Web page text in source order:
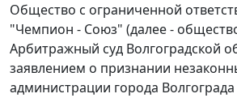
Общество с ограниченной
"Чемпион - Союз" (далее -
Арбитражный суд Волгоградской
заявлением о признании
администрации города Волгограда